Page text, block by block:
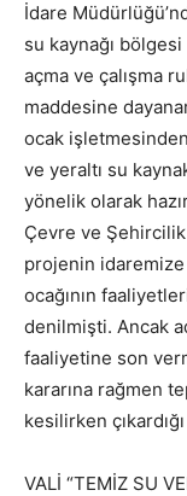
İdare
su kaynağı bölgesi
açma ve çalışma
maddesine
ocak
ve yeraltı su
yönelik olarak
Çevre ve
projenin idaremize
ocağının
denilmişti. Ancak
faaliyetine son
kararına rağmen
kesilirken
VALİ “TEMİZ SU